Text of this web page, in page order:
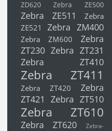
ZD620
Zebra ZE500
Zebra ZE511
Zebra
ZE521
Zebra ZM400
Zebra ZM600
Zebra
ZT230 Zebra ZT231
Zebra ZT410
Zebra ZT411
Zebra ZT420
Zebra
ZT421
Zebra ZT510
Zebra ZT610
Zebra ZT620
Zebra-